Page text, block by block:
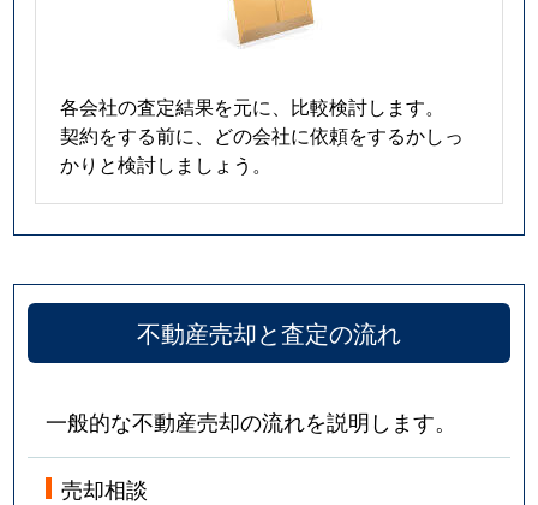
各会社の査定結果を元に、比較検討します。
契約をする前に、どの会社に依頼をするかしっ
かりと検討しましょう。
不動産売却と査定の流れ
一般的な不動産売却の流れを説明します。
売却相談